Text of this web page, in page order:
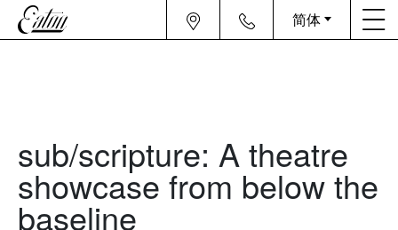
简体
sub/scripture: A theatre
showcase from below the
baseline